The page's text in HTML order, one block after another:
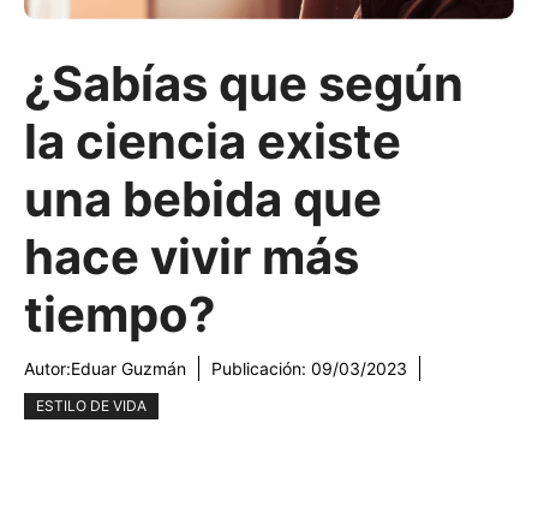
¿Sabías que según
la ciencia existe
una bebida que
hace vivir más
tiempo?
Autor:Eduar Guzmán Publicación: 09/03/2023
ESTILO DE VIDA